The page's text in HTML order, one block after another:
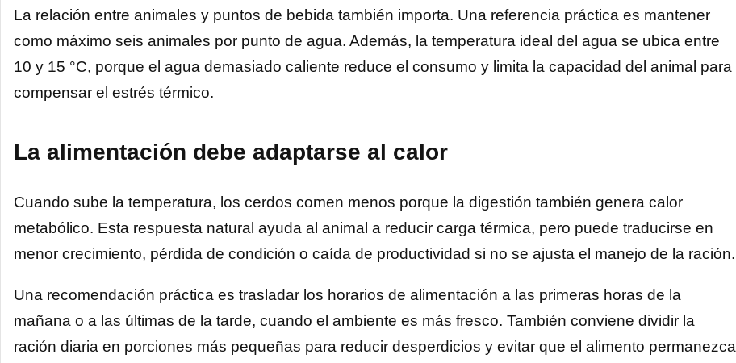
La relación entre animales y puntos de bebida también importa. Una referencia práctica es mantener
como máximo seis animales por punto de agua. Además, la temperatura ideal del agua se ubica entre
10 y 15 °C, porque el agua demasiado caliente reduce el consumo y limita la capacidad del animal para
compensar el estrés térmico.
La alimentación debe adaptarse al calor
Cuando sube la temperatura, los cerdos comen menos porque la digestión también genera calor
metabólico. Esta respuesta natural ayuda al animal a reducir carga térmica, pero puede traducirse en
menor crecimiento, pérdida de condición o caída de productividad si no se ajusta el manejo de la ración.
Una recomendación práctica es trasladar los horarios de alimentación a las primeras horas de la
mañana o a las últimas de la tarde, cuando el ambiente es más fresco. También conviene dividir la
ración diaria en porciones más pequeñas para reducir desperdicios y evitar que el alimento permanezca